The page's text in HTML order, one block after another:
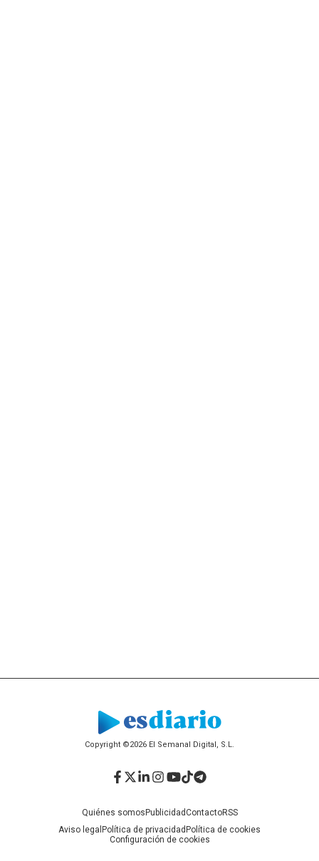
Copyright ©2026 El Semanal Digital, S.L.
Quiénes somosPublicidadContactoRSS
Aviso legal Política de privacidadPolítica de cookies
Configuración de cookies
Facebook
Twitter
LinkedIn
Instagram
YouTube
TikTok
Telegram